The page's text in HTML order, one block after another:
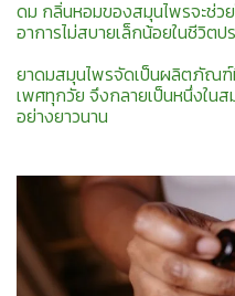
ดม กลิ่นหอมของสมุนไพรจะช่ว
อาการไม่สบายเล็กน้อยในชีวิตป
ยาดมสมุนไพรจัดเป็นผลิตภัณฑ์
เพศทุกวัย จึงกลายเป็นหนึ่งใน
อย่างยาวนาน